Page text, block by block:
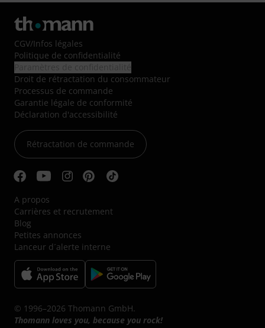
CGV/Infos légales
Politique de confidentialité
Droit de rétractation du consommateur
Processus de commande
Garantie légale de conformité
Déclaration d'accessibilité
Rétractation de commande
A propos
Carrières et recrutement
Blog
Petites annonces
Lanceur d´alerte interne
© 1996–2026 Thomann GmbH.
Thomann loves you, because you rock!